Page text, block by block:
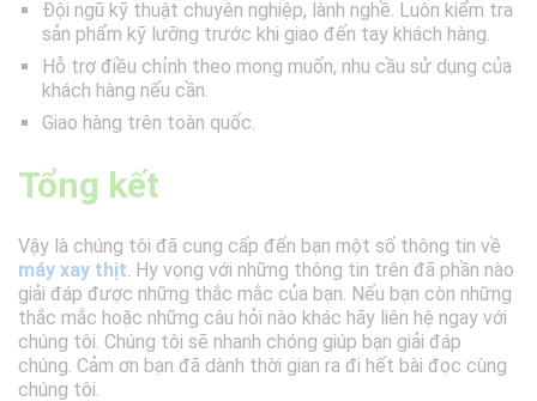
Đội ngũ kỹ thuật chuyên nghiệp, lành nghề. Luôn kiểm tra
sản phẩm kỹ lưỡng trước khi giao đến tay khách hàng.
Hỗ trợ điều chỉnh theo mong muốn, nhu cầu sử dụng của
khách hàng nếu cần.
Giao hàng trên toàn quốc.
Tổng kết
Vậy là chúng tôi đã cung cấp đến bạn một số thông tin về
máy xay thịt . Hy vọng với những thông tin trên đã phần nào
giải đáp được những thắc mắc của bạn. Nếu bạn còn những
thắc mắc hoặc những câu hỏi nào khác hãy liên hệ ngay với
chúng tôi. Chúng tôi sẽ nhanh chóng giúp bạn giải đáp
chúng. Cảm ơn bạn đã dành thời gian ra đi hết bài đọc cùng
chúng tôi.